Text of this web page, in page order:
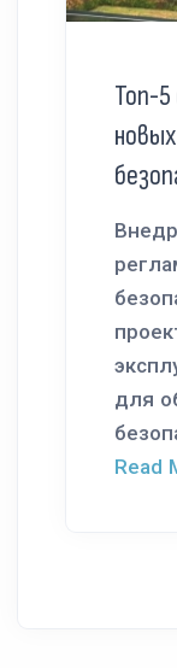
Топ-5
для
Read